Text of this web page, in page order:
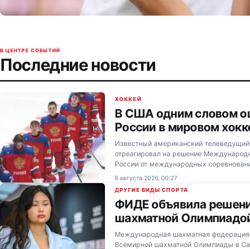
В ЦЕНТРЕ СОБЫТИЙ
Последние новости
ХОККЕЙ
В США одним словом
России в мировом
Известный американский
отреагировал на решение
России от международных
6 августа 2026, 00:27
ДРУГИЕ ВИДЫ СПОРТА
ФИДЕ объявила
шахматной
Международная шахматная
Всемирной шахматной Олимпиады в